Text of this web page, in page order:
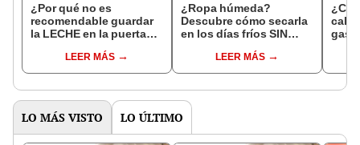
¿Por qué no es
recomendable guardar
la LECHE en la puerta
LEER MÁS
¿Ropa húmeda?
Descubre cómo secarla
en los días fríos SIN
LEER MÁS
LO MÁS VISTO LO ÚLTIMO